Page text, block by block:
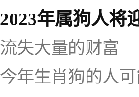
2023年属狗人将
流失大量的财富
今年生肖狗的人